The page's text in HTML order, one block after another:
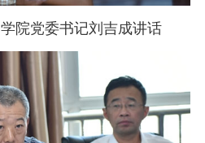
院党委书记刘吉成讲话